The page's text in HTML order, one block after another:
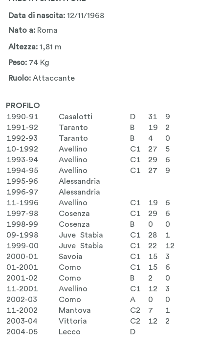
Data di nascita:12/11/1968
Nato a: Roma
Altezza:1,81 m
Peso: 74 Kg
Ruolo:Attaccante
PROFILO
1990-91
Casalotti D 31
9
1991-92
Taranto B 19
2
1992-93
Taranto B 4
0
10-1992
Avellino C1 27
5
1993-94
Avellino C1 29
6
1994-95
Avellino C1 27
9
1995-96
Alessandria
1996-97
Alessandria
11-1996
Avellino C1 19
6
1997-98
Cosenza C1 29
6
1998-99
Cosenza B 0
0
09-1998
Juve Stabia C1 28
1
1999-00
Juve Stabia C1 22
12
2000-01
Savoia C1 15
3
01-2001
Como C1 15
6
2001-02
Como B 2
0
11-2001
Avellino C1 12
3
2002-03
Como A 0
0
11-2002
Mantova C2 7
1
2003-04
Vittoria C2 12
2
2004-05
Lecco D